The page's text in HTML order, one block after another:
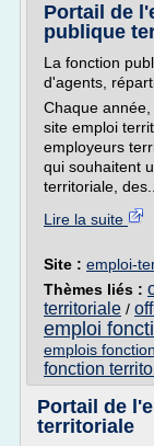
Portail de
publique
La fonction
d'agents,
Chaque
site emploi
employeurs
qui souhaitent
territoriale, des...
Lire la suite
Site : emploi-
Thèmes liés :
territoriale /
emploi
emplois
fonction
Portail de
territoriale